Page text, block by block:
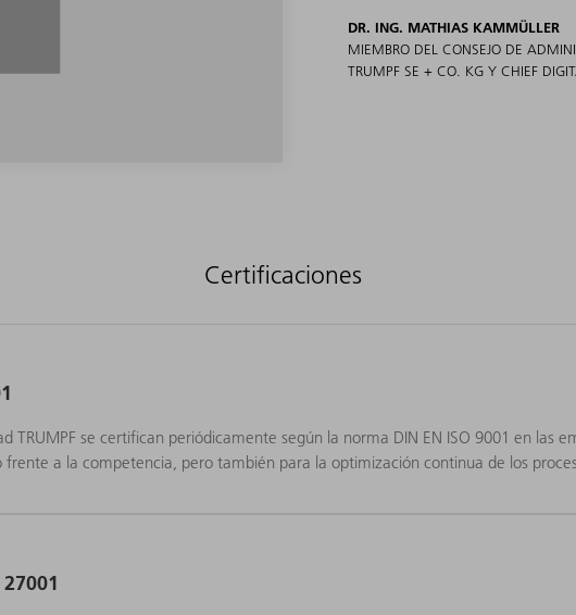
DR. ING. MATHIAS KAMMÜLLER
MIEMBRO DEL CONSEJO DE
TRUMPF SE + CO. KG Y CHIEF
Certificaciones
TRUMPF se certifican periódicamente según la norma DIN EN ISO 9001 en las
a la competencia, pero también para la optimización continua de los